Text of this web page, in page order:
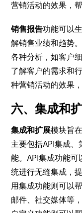
营销活动的效果，
销售报告功能可以
解销售业绩和趋势
各种分析，如客户
了解客户的需求和
种营销活动的效果
六、集成和
集成和扩展模块旨
主要包括API集成
能。API集成功能
统进行无缝集成，
用集成功能则可以
邮件、社交媒体等